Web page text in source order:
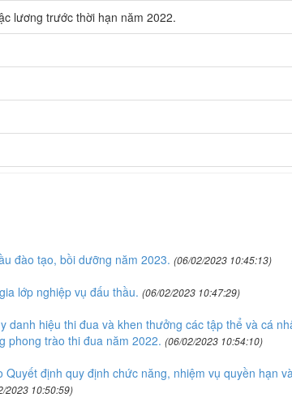
lương trước thời hạn năm 2022.
đào tạo, bồi dưỡng năm 2023. (06/02/2023 10:45:13)
lớp nghiệp vụ đấu thầu. (06/02/2023 10:47:29)
hiệu thi đua và khen thưởng các tập thể và cá
phong trào thi đua năm 2022. (06/02/2023 10:54:10)
định quy định chức năng, nhiệm vụ quyền hạn
2023 10:50:59)